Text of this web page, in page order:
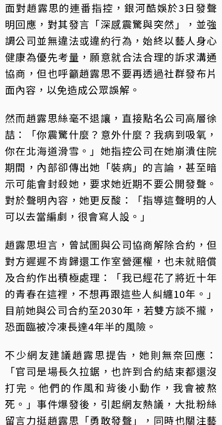
面對趙露思的連番指控，銀河酷娛於3日發聲
明回應，對其發言「深感震驚與突然」，並強
調公司並無違法或違約行為，始終以藝人身心
健康為優先考量，願意就合法合理的訴求溝通
協商，但也呼籲趙露思不要再透過社群發布片
面內容，以免造成公眾誤解。
然而趙露思絲毫不退讓，直接點名公司高層徐
喆：「你震驚什麼？意外什麼？我病到吸氧，
你在北海道滑雪。」她指控公司在她崩潰住院
期間，內部卻傳出她「裝病」的言論，甚至暗
示可能會封殺她，要求她近期不要公開發聲。
對於聲明內容，她更反酸：「指導這聲明的人
可以去當編劇，很會寫人設。」
趙露思坦言，曾試圖與公司協商解除合約，但
對方遲遲不肯歸還工作室營運權，也未就賠償
及合約作出積極處理：「我已經花了將近十年
的青春在這裡，不想再跟這些人糾纏10年。」
目前她與公司合約至2030年，若雙方談不攏，
恐面臨被冷凍長達4年半的風險。
不少網友建議趙露思提告，她則無奈回應：
「官司是場長久拉鋸，也許到合約結束都還沒
打完。他們的作風和背後小動作，我會被熬
死。」事件爆發後，引起網友熱議，大批粉絲
留言力挺趙露思「勇敢發聲」，同時也關注藝